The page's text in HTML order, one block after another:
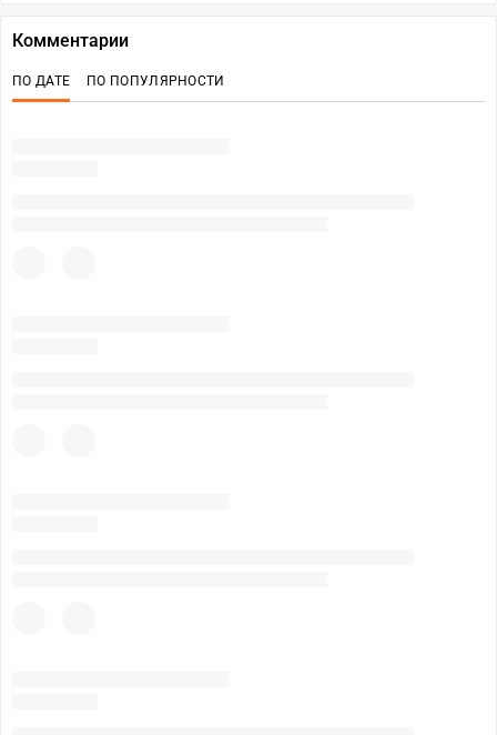
Комментарии
ПО ДАТЕ ПО ПОПУЛЯРНОСТИ